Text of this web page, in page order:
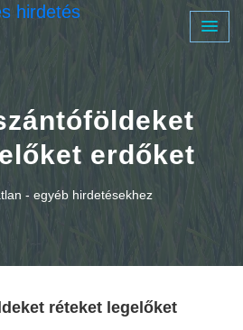
erdőket
- egyéb hirdetésekhez
réteket legelőket